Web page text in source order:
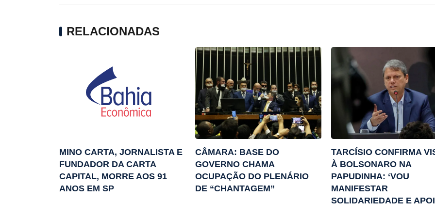
RELACIONADAS
MINO CARTA, JORNALISTA E
FUNDADOR DA CARTA
CAPITAL, MORRE AOS 91
ANOS EM SP
CÂMARA: BASE DO
GOVERNO CHAMA
OCUPAÇÃO DO PLENÁRIO
DE “CHANTAGEM”
TARCÍSIO CONFIRMA
À BOLSONARO NA
PAPUDINHA: ‘VOU
MANIFESTAR
SOLIDARIEDADE E